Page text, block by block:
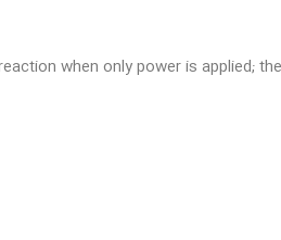
when only power is applied;